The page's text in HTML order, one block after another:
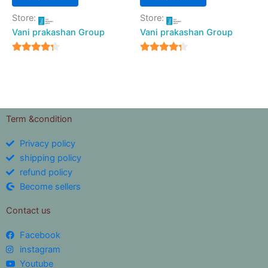
Store:
Vani prakashan Group
Store:
Vani prakashan Group
Term &condition
Privacy policy
shipping policy
refund policy
Become sellers
Contact us
Facebook
instagram
Youtube